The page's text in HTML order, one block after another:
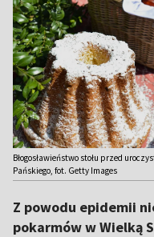
Błogosławieństwo stołu przed
Pańskiego, fot. Getty Images
Z powodu epidemii
pokarmów w Wielką